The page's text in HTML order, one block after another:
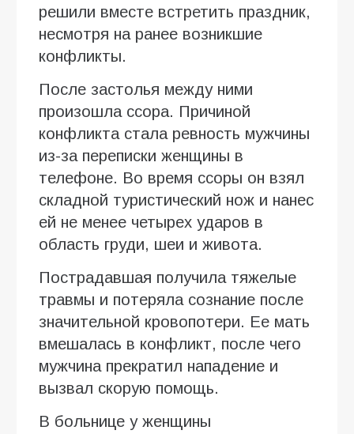
решили вместе встретить праздник,
несмотря на ранее возникшие
конфликты.
После застолья между ними
произошла ссора. Причиной
конфликта стала ревность мужчины
из-за переписки женщины в
телефоне. Во время ссоры он взял
складной туристический нож и нанес
ей не менее четырех ударов в
область груди, шеи и живота.
Пострадавшая получила тяжелые
травмы и потеряла сознание после
значительной кровопотери. Ее мать
вмешалась в конфликт, после чего
мужчина прекратил нападение и
вызвал скорую помощь.
В больнице у женщины